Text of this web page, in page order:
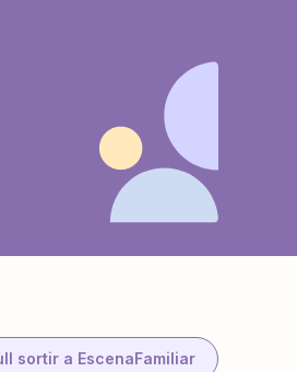
sortir a EscenaFamiliar